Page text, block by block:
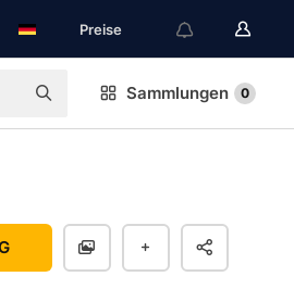
Preise
Sammlungen 0